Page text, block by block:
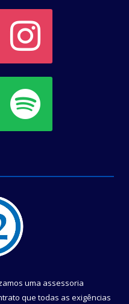
uma assessoria
que todas as exigências